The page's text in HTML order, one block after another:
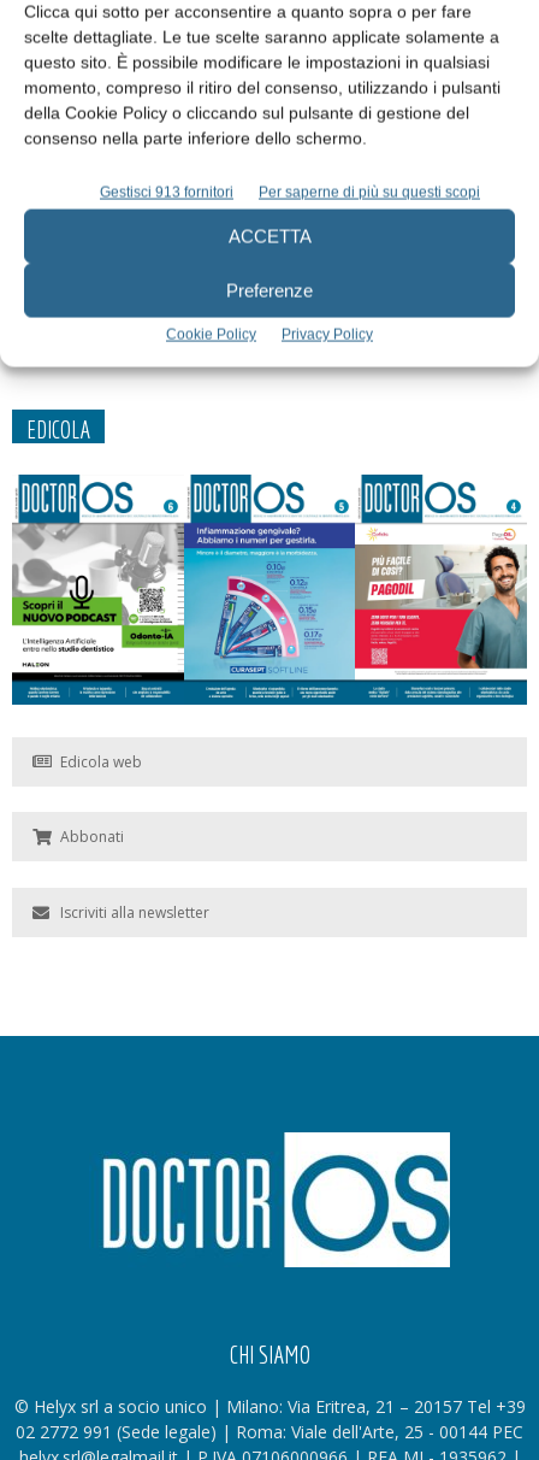
Clicca qui sotto per acconsentire a quanto sopra o per fare
scelte dettagliate. Le tue scelte saranno applicate solamente a
questo sito. È possibile modificare le impostazioni in qualsiasi
momento, compreso il ritiro del consenso, utilizzando i pulsanti
della Cookie Policy o cliccando sul pulsante di gestione del
consenso nella parte inferiore dello schermo.
Gestisci 913 fornitori Per saperne di più su questi scopi
ACCETTA
Preferenze
Cookie Policy Privacy Policy
Alfadocs si rinnova: nuova identità per la
piattaforma scelta da oltre 12.000
professionisti della sanità privata
Salute orale e performance sportiva: il
legame (spesso sottovalutato) che può
fare la differenza
EDICOLA
Edicola web
Abbonati
Iscriviti alla newsletter
CHI SIAMO
© Helyx srl a socio unico | Milano: Via Eritrea, 21 – 20157 Tel +39
02 2772 991 (Sede legale) | Roma: Viale dell'Arte, 25 - 00144 PEC